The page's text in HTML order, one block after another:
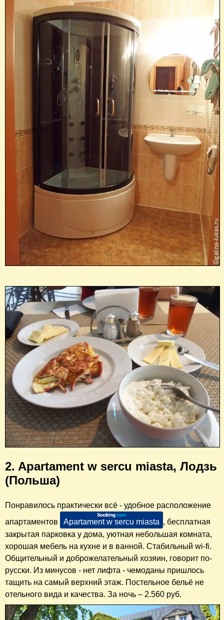
2. Apartament w sercu miasta, Лодзь
(Польша)
Понравилось практически всё - удобное расположение
апартаментов
Apartament w sercu miasta , бесплатная
закрытая парковка у дома, уютная небольшая комната,
хорошая мебель на кухне и в ванной. Стабильный wi-fi.
Общительный и доброжелательный хозяин, говорит по-
русски. Из минусов - нет лифта - чемоданы пришлось
тащить на самый верхний этаж. Постельное бельё не
отельного вида и качества. За ночь – 2.560 руб.